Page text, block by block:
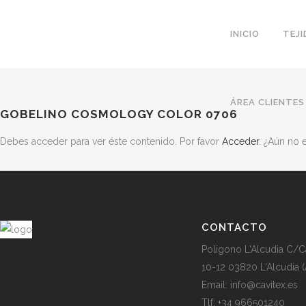
INICIO
ÁREA CLIENTES
GOBELINO COSMOLOGY COLOR 0706
Debes acceder para ver éste contenido. Por favor Acceder. ¿Aún no
CONTACTO
Poligono L'Alcudia C/
10-12 03820 L'Alcudia
Email: info@cavitex.es
Tlf: +34 966501240